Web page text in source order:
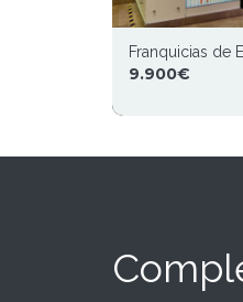
Franquicias de
9.900€